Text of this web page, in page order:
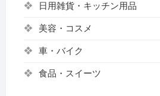
日用雑貨・キッチン用品
美容・コスメ
車・バイク
食品・スイーツ